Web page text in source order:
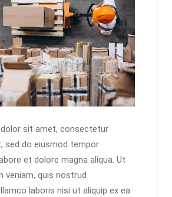
sit amet, consectetur
sed do eiusmod tempor
et dolore magna aliqua. Ut
veniam, quis nostrud
laboris nisi ut aliquip ex ea